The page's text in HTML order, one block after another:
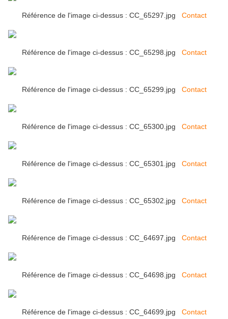
Référence de l'image ci-dessus : CC_65297.jpg Contact
Référence de l'image ci-dessus : CC_65298.jpg Contact
Référence de l'image ci-dessus : CC_65299.jpg Contact
Référence de l'image ci-dessus : CC_65300.jpg Contact
Référence de l'image ci-dessus : CC_65301.jpg Contact
Référence de l'image ci-dessus : CC_65302.jpg Contact
Référence de l'image ci-dessus : CC_64697.jpg Contact
Référence de l'image ci-dessus : CC_64698.jpg Contact
Référence de l'image ci-dessus : CC_64699.jpg Contact